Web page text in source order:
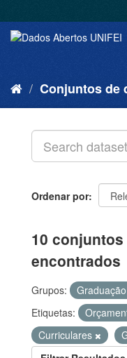
Conjuntos de
Ordenar por
10
encontrados
Grupos: Graduação
Etiquetas:
Curriculares